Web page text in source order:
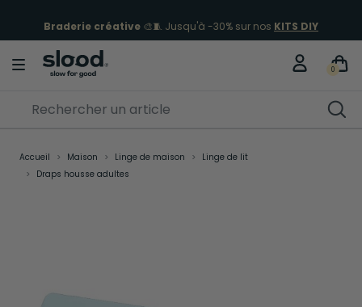
Braderie créative 🎨🧵 Jusqu'à -30% sur nos KITS DIY
0
Accueil Maison Linge de maison
Linge de lit
Draps housse adultes